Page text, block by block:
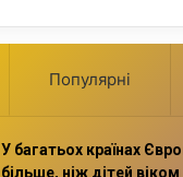
Популярні
У багатьох країнах
більше, ніж дітей